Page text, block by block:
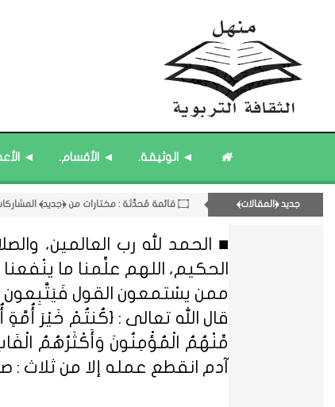
◄ الوثيقة. ◄ الأقسام. ◄
جديد ﴿المقالات﴾
11- القسم الحادي عشر : ﴿اللقاءات الشخصية - الثقافة المتسلسلة﴾.
۝ قائمة مُحدَّثة : مختارات من ﴿جديد﴾ المشاركات.
۝ قائمة مُحدَّثة : حديث الساعة.
۝ قائمة مُثبتة : مشرف منهل الثقافة التربوية.
■ الحمد لله رب العالمين،
الحكيم، اللهم علِّمنا ما ينْفعنا
ممن يسْتمعون القول فَيَتَّبِعون
قال الله تعالى : {كُنتُمْ خَيْرَ
آدم انقطع عمله إلا من ثلاث :